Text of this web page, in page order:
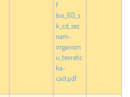
f
bio_60_s
k_cd_sez
nam-
organism
u_teoretic
ka-
cast.pdf